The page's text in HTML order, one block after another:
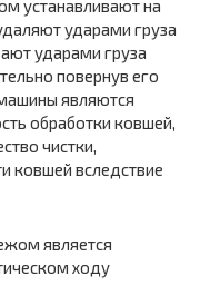
устанавливают на
ударами груза
уда­рами груза
повернув его
являются
обработки ковшей,
чистки,
ковшей вследствие
является
ходу